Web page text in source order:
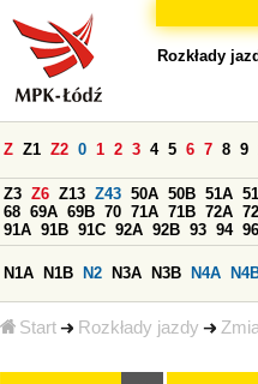
Start Rozkłady jazdy
Rozkłady
Z Z1 Z2 0 1 2 3 4 5 6 7 8 9
Z3 Z6 Z13 Z43 50A 50B 51A
68 69A 69B 70 71A 71B 72A
91A 91B 91C 92A 92B 93 94 96
N1A N1B N2 N3A N3B N4A